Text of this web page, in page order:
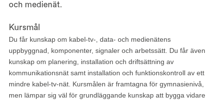
och medienät.
Kursmål
Du får kunskap om kabel-tv-, data- och medienätens
uppbyggnad, komponenter, signaler och arbetssätt. Du får även
kunskap om planering, installation och driftsättning av
kommunikationsnät samt installation och funktionskontroll av ett
mindre kabel-tv-nät. Kursmålen är framtagna för gymnasienivå,
men lämpar sig väl för grundläggande kunskap att bygga vidare